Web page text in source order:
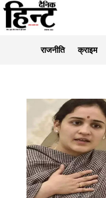
राजनीति क्राइम